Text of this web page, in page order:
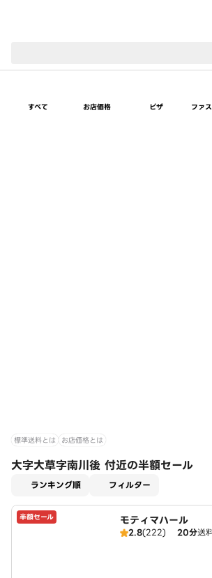
すべて お店価格 ピザ ファ
標準送料とは お店価格とは
大字大草字南川後 付近の半額セール
ランキング順 フィルター
半額セール モティマハール
2.8(222) 20分送